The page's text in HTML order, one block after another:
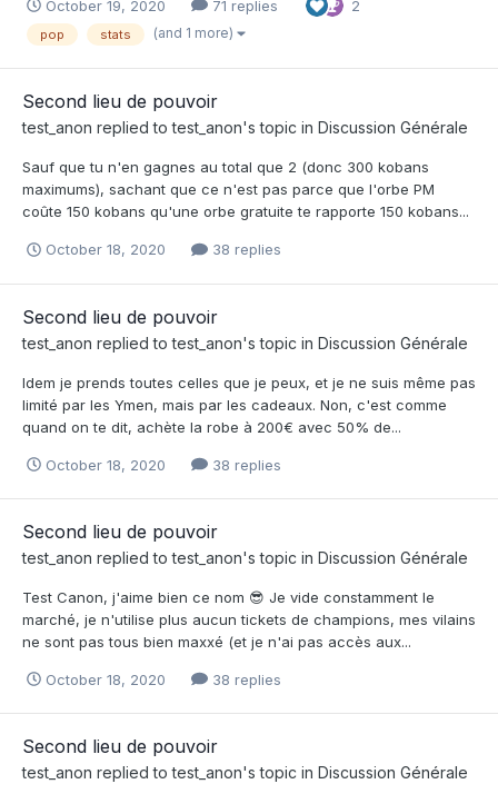
October 19, 2020 71 replies 2
pop stats (and 1 more)
Second lieu de pouvoir
test_anon replied totest_anon's topic in Discussion Générale
Sauf que tu n'en gagnes au total que 2 (donc 300 kobans
maximums), sachant que ce n'est pas parce que l'orbe PM
coûte 150 kobans qu'une orbe gratuite te rapporte 150 kobans...
October 18, 2020 38 replies
Second lieu de pouvoir
test_anon replied totest_anon's topic in Discussion Générale
Idem je prends toutes celles que je peux, et je ne suis même pas
limité par les Ymen, mais par les cadeaux. Non, c'est comme
quand on te dit, achète la robe à 200€ avec 50% de...
October 18, 2020 38 replies
Second lieu de pouvoir
test_anon replied totest_anon's topic in Discussion Générale
Test Canon, j'aime bien ce nom 😎 Je vide constamment le
marché, je n'utilise plus aucun tickets de champions, mes vilains
ne sont pas tous bien maxxé (et je n'ai pas accès aux...
October 18, 2020 38 replies
Second lieu de pouvoir
test_anon replied totest_anon's topic in Discussion Générale